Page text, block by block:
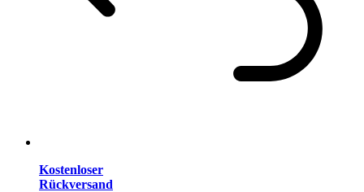
Kostenloser
Rückversand